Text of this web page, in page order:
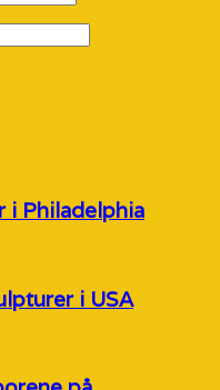
i Philadelphia
i USA